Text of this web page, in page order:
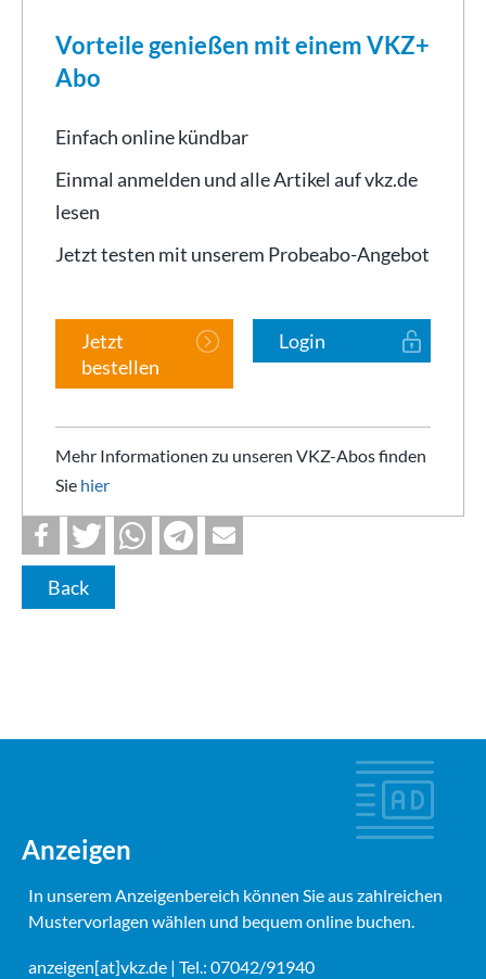
Vorteile genießen mit einem VKZ+
Abo
Einfach online kündbar
Einmal anmelden und alle Artikel auf vkz.de
lesen
Jetzt testen mit unserem Probeabo-Angebot
Jetzt
bestellen
Login
Mehr Informationen zu unseren VKZ-Abos finden
Sie hier
Back
Anzeigen
In unserem Anzeigenbereich können Sie aus zahlreichen
Mustervorlagen wählen und bequem online buchen.
anzeigen[at]vkz.de | Tel.: 07042/91940